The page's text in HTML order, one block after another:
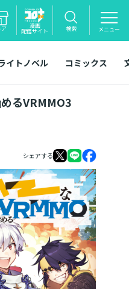
ア 漫画
配信サイト 検索 メニュー
イトノベル コミックス
るVRMMO3
シェアする